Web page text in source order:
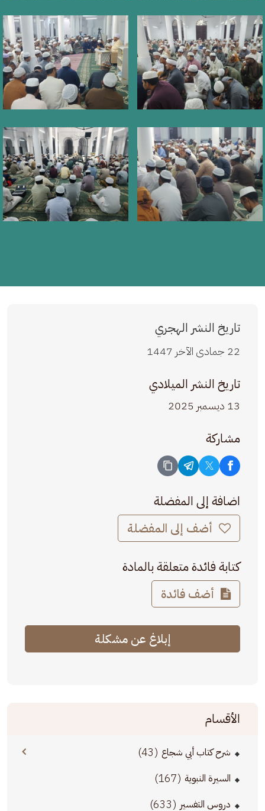
تاريخ النشر الهجري
22 جمادى الآخر 1447
تاريخ النشر الميلادي
13 ديسمبر 2025
مشاركة
اضافة إلى المفضلة
أضف إلى المفضلة
كتابة فائدة متعلقة بالمادة
أضف فائدة
إبلاغ عن مشكلة
الأقسام
شرح كتاب أبي شجاع (43)
السيرة النبوية (167)
دروس التفسير (633)